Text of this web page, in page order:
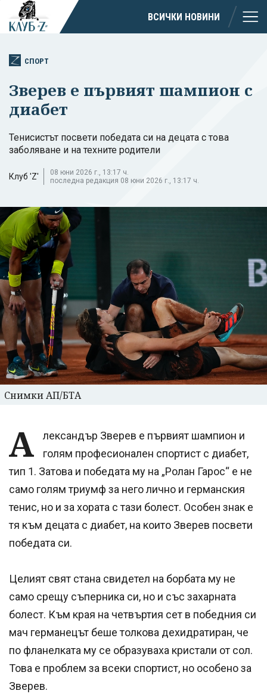
ВСИЧКИ НОВИНИ
СПОРТ
Зверев е първият шампион с
диабет
Тенисистът посвети победата си на децата с това
заболяване и на техните родители
Клуб 'Z'
08 юни 2026 г., 13:17 ч.
последна редакция 08 юни 2026 г., 13:17 ч.
Снимки АП/БТА
А
лександър Зверев е първият шампион и
голям професионален спортист с диабет,
тип 1. Затова и победата му на „Ролан Гарос“ е не
само голям триумф за него лично и германския
тенис, но и за хората с тази болест. Особен знак е
тя към децата с диабет, на които Зверев посвети
победата си.
Целият свят стана свидетел на борбата му не
само срещу съперника си, но и със захарната
болест. Към края на четвъртия сет в победния си
мач германецът беше толкова дехидратиран, че
по фланелката му се образуваха кристали от сол.
Това е проблем за всеки спортист, но особено за
Зверев.